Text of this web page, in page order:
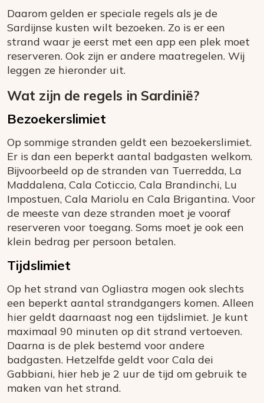
Daarom gelden er speciale regels als je de
Sardijnse kusten wilt bezoeken. Zo is er een
strand waar je eerst met een app een plek moet
reserveren. Ook zijn er andere maatregelen. Wij
leggen ze hieronder uit.
Wat zijn de regels in Sardinië?
Bezoekerslimiet
Op sommige stranden geldt een bezoekerslimiet.
Er is dan een beperkt aantal badgasten welkom.
Bijvoorbeeld op de stranden van Tuerredda, La
Maddalena, Cala Coticcio, Cala Brandinchi, Lu
Impostuen, Cala Mariolu en Cala Brigantina. Voor
de meeste van deze stranden moet je vooraf
reserveren voor toegang. Soms moet je ook een
klein bedrag per persoon betalen.
Tijdslimiet
Op het strand van Ogliastra mogen ook slechts
een beperkt aantal strandgangers komen. Alleen
hier geldt daarnaast nog een tijdslimiet. Je kunt
maximaal 90 minuten op dit strand vertoeven.
Daarna is de plek bestemd voor andere
badgasten. Hetzelfde geldt voor Cala dei
Gabbiani, hier heb je 2 uur de tijd om gebruik te
maken van het strand.